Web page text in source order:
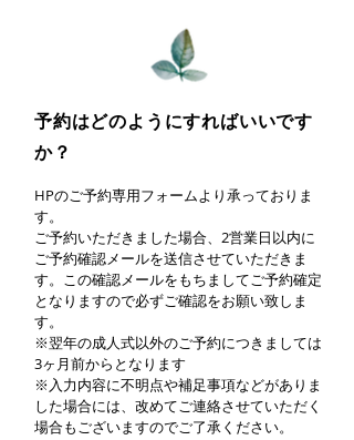
予約はどのようにすればいいです
か？
HPのご予約専用フォームより承っておりま
す。
ご予約いただきました場合、2営業日以内に
ご予約確認メールを送信させていただきま
す。この確認メールをもちましてご予約確定
となりますので必ずご確認をお願い致しま
す。
※翌年の成人式以外のご予約につきましては
3ヶ月前からとなります
※入力内容に不明点や補足事項などがありま
した場合には、改めてご連絡させていただく
場合もございますのでご了承ください。​